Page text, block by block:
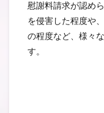
慰謝料請求が認め
を侵害した程度や
の程度など、様々
す。